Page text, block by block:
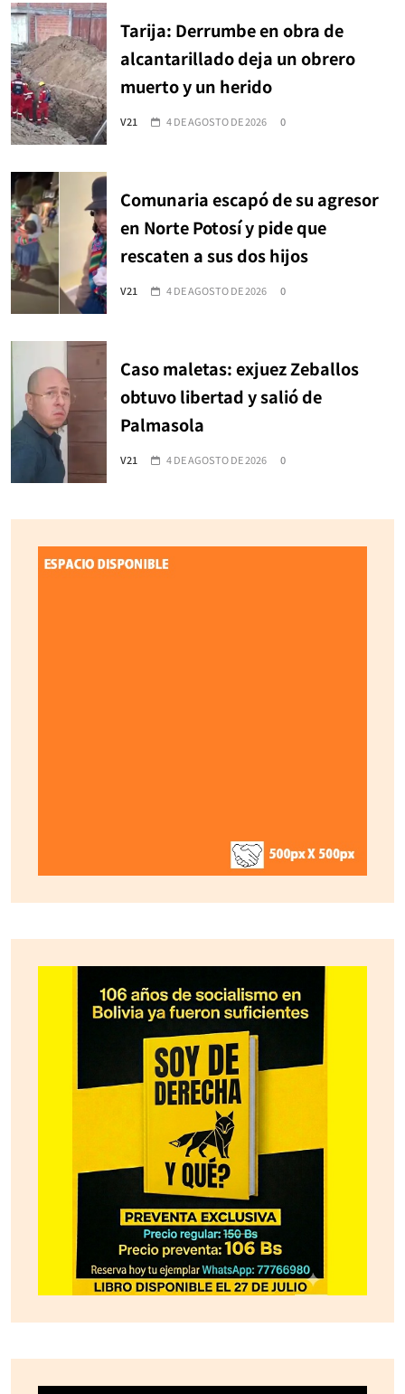
Tarija: Derrumbe en obra de
alcantarillado deja un obrero
muerto y un herido
V21 4 DE AGOSTO DE 2026 0
Comunaria escapó de su agresor
en Norte Potosí y pide que
rescaten a sus dos hijos
V21 4 DE AGOSTO DE 2026 0
Caso maletas: exjuez Zeballos
obtuvo libertad y salió de
Palmasola
V21 4 DE AGOSTO DE 2026 0